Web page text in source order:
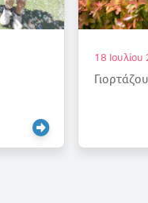
17
Ένας